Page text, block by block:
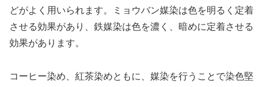
どがよく用いられます。ミョウバン媒染は色を明るく定着
させる効果があり、鉄媒染は色を濃く、暗めに定着させる
効果があります。
コーヒー染め、紅茶染めともに、媒染を行うことで染色堅